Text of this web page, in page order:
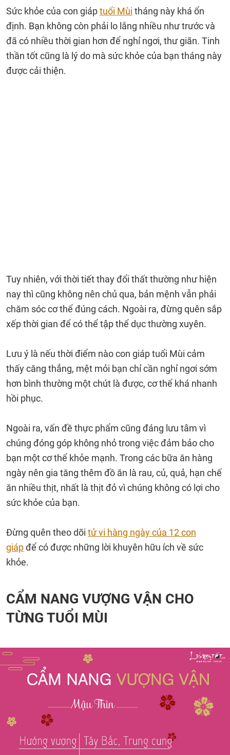
Sức khỏe của con giáptuổi Mùi tháng này khá ổn
định. Bạn không còn phải lo lắng nhiều như trước và
đã có nhiều thời gian hơn để nghỉ ngơi, thư giãn. Tinh
thần tốt cũng là lý do mà sức khỏe của bạn tháng này
được cải thiện.
Tuy nhiên, với thời tiết thay đổi thất thường như hiện
nay thì cũng không nên chủ qua, bản mệnh vẫn phải
chăm sóc cơ thể đúng cách. Ngoài ra, đừng quên sắp
xếp thời gian để có thể tập thể dục thường xuyên.
Lưu ý là nếu thời điểm nào con giáp tuổi Mùi cảm
thấy căng thẳng, mệt mỏi bạn chỉ cần nghỉ ngơi sớm
hơn bình thường một chút là được, cơ thể khá nhanh
hồi phục.
Ngoài ra, vấn đề thực phẩm cũng đáng lưu tâm vì
chúng đóng góp không nhỏ trong việc đảm bảo cho
bạn một cơ thể khỏe mạnh. Trong các bữa ăn hàng
ngày nên gia tăng thêm đồ ăn là rau, củ, quả, hạn chế
ăn nhiều thịt, nhất là thịt đỏ vì chúng không có lợi cho
sức khỏe của bạn.
Đừng quên theo dõi tử vi hàng ngày của 12 con
giápđể có được những lời khuyên hữu ích về sức
khỏe.
CẨM NANG VƯỢNG VẬN CHO
TỪNG TUỔI MÙI